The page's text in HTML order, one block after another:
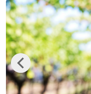
Previous